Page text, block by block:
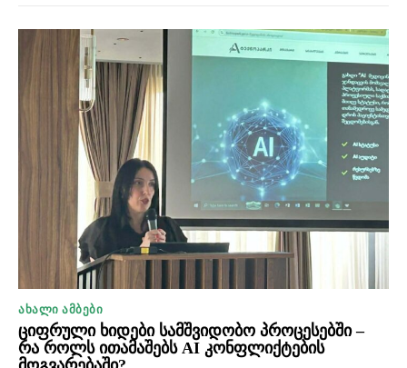
ᲐᲮᲐᲚᲘ ᲐᲛᲑᲔᲑᲘ
ციფრული ხიდები სამშვიდობო პროცესებში –
რა როლს ითამაშებს AI კონფლიქტების